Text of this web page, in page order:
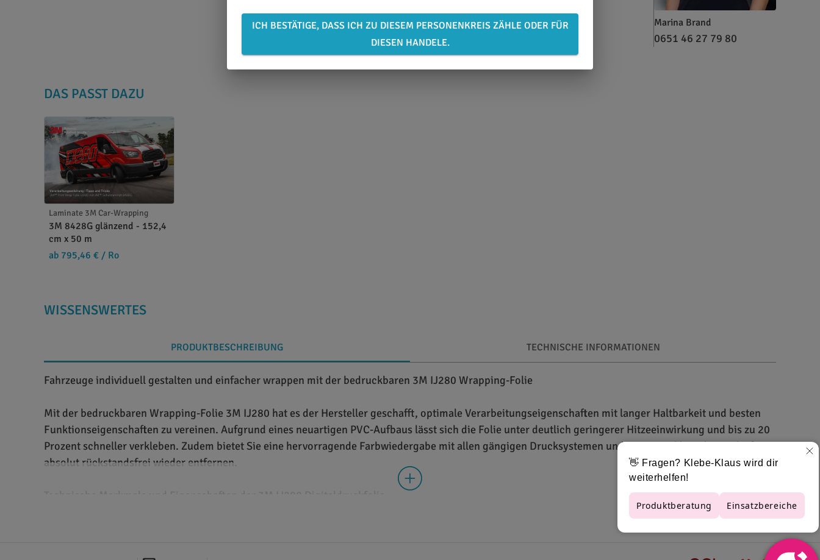
Marina Brand
0651 46 27 79 80
DAS PASST DAZU
Laminate 3M Car-Wrapping
3M 8428G glänzend - 152,4
cm x 50 m
ab 795,46 € / Ro
WISSENSWERTES
PRODUKTBESCHREIBUNG TECHNISCHE INFORMATIONEN
Fahrzeuge individuell gestalten und einfacher wrappen mit der bedruckbaren 3M IJ280 Wrapping-Folie
Mit der bedruckbaren Wrapping-Folie 3M IJ280 hat es der Hersteller geschafft, optimale Verarbeitungseigenschaften mit langer Haltbarkeit und besten
Funktionseigenschaften zu vereinen. Aufgrund eines neuartigen PVC-Aufbaus lässt sich die Folie unter deutlich geringerer Hitzeeinwirkung und bis zu 20
Prozent schneller verkleben. Zudem bietet Sie eine hervorragende Farbwiedergabe mit allen gängigen Drucksystemen und Tinten und lässt bei Bedarf
absolut rückstandsfrei wieder entfernen.
3M IJ280 ist eine Digitaldruckfolie aus gegossenem PVC, die speziell für Car-Wrapping-Anwendungen optimiert wurde. Die weiße, opake und glänzende
ICH BESTÄTIGE, DASS ICH ZU DIESEM PERSONENKREIS ZÄHLE ODER FÜR
DIESEN HANDELE.